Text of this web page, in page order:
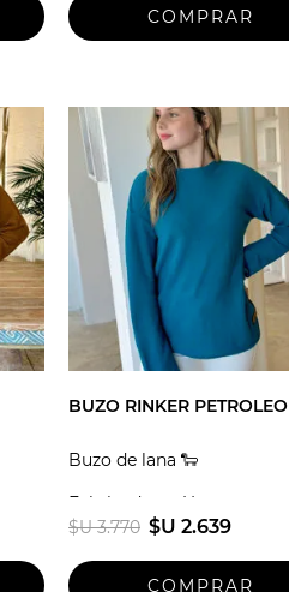
BUZO RINKER PETROLEO
Buzo de lana 🐑
Fabricado en Uruguay
$U 3.770 $U 2.639